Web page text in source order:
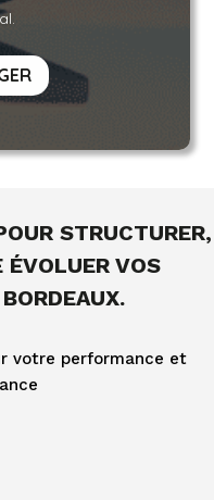
STRUCTURER,
ÉVOLUER VOS
votre performance et